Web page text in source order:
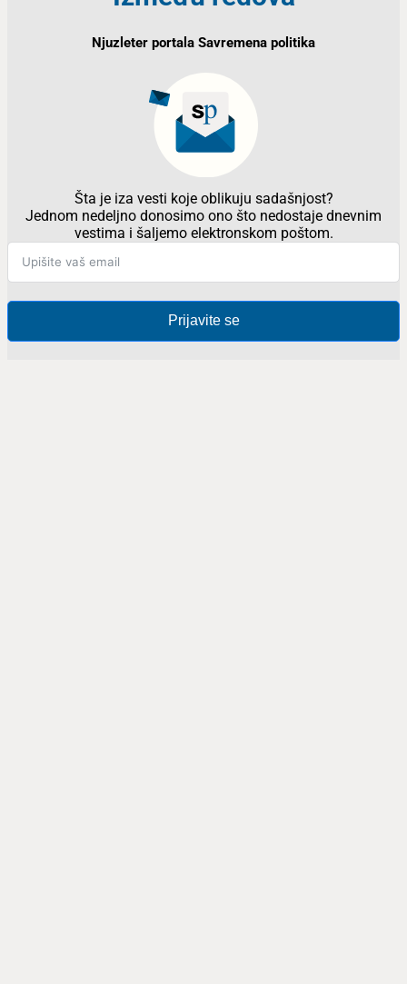
Njuzleter portala Savremena politika
Šta je iza vesti koje oblikuju sadašnjost?
Jednom nedeljno donosimo ono što nedostaje dnevnim
vestima i šaljemo elektronskom poštom.
Prijavite se